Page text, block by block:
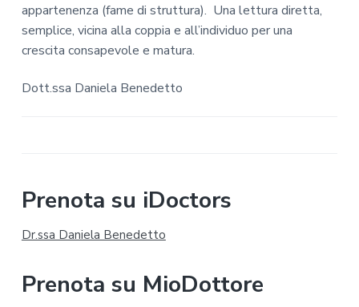
appartenenza (fame di struttura). Una lettura diretta,
semplice, vicina alla coppia e all’individuo per una
crescita consapevole e matura.
Dott.ssa Daniela Benedetto
B
a
r
Prenota su iDoctors
Dr.ssa Daniela Benedetto
Prenota su MioDottore